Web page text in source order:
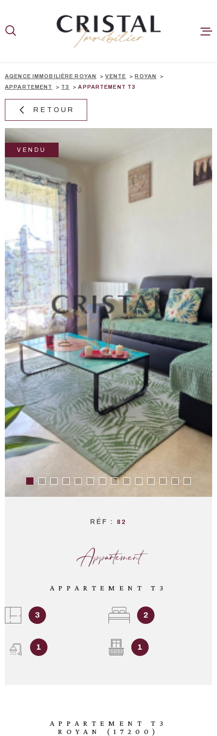
recherche
menu
principal
contenu
AGENCE IMMOBILIÈRE ROYAN VENTE
ROYAN
APPARTEMENT
T3 APPARTEMENT T3
RETOUR
VENDU
RÉF : 82
Appartement
APPARTEMENT T3
3 2
1 1
APPARTEMENT T3
ROYAN (17200)